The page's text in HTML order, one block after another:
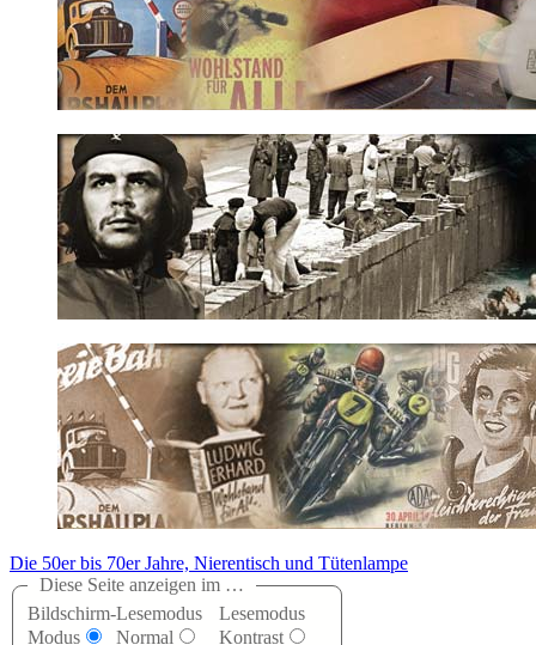
Die 50er bis 70er Jahre, Nierentisch und Tütenlampe
Diese Seite anzeigen im …
Bildschirm-
Modus
Lesemodus
Normal
Lesemodus
Kontrast